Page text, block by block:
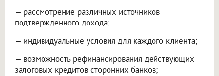
— рассмотрение различных источников
подтверждённого дохода;
— индивидуальные условия для каждого клиента;
— возможность рефинансирования действующих
залоговых кредитов сторонних банков;